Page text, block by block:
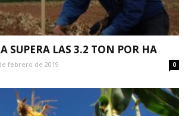
SUPERA LAS 3.2 TON POR HA
febrero de 2019 0